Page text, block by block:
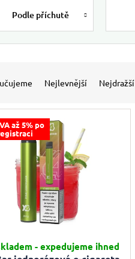
Podle příchutě
Nejlevnější Nejdražší
až 5% po
- expedujeme ihned